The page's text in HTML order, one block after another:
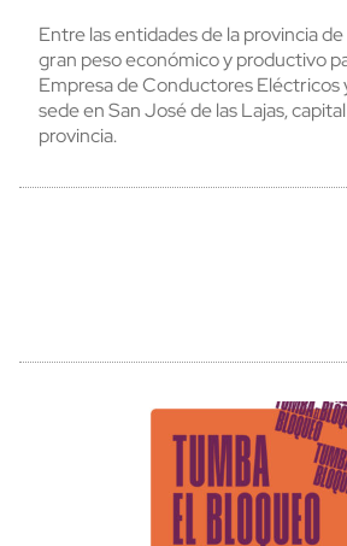
Entre las entidades de la provincia
gran peso económico y productivo
Empresa de Conductores Eléctricos
sede en San José de las Lajas,
provincia.